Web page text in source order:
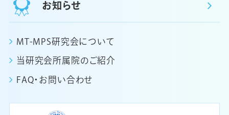
お知らせ
MT-MPS研究会について
当研究会所属院のご紹介
FAQ・お問い合わせ